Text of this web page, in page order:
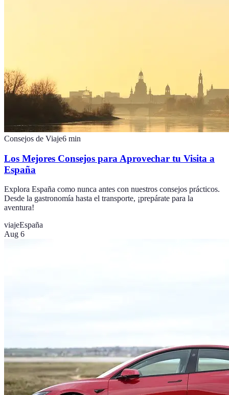
Consejos de Viaje6 min
Los Mejores Consejos para Aprovechar tu Visita a
España
Explora España como nunca antes con nuestros consejos prácticos.
Desde la gastronomía hasta el transporte, ¡prepárate para la
aventura!
viajeEspaña
Aug 6